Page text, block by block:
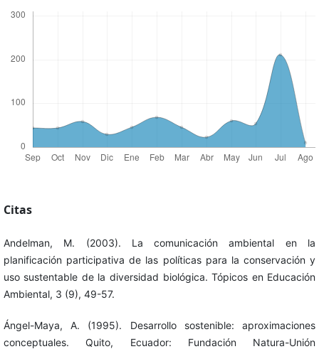
Citas
Andelman, M. (2003). La comunicación ambiental en la
planificación participativa de las políticas para la conservación y
uso sustentable de la diversidad biológica. Tópicos en Educación
Ambiental, 3 (9), 49-57.
Ángel-Maya, A. (1995). Desarrollo sostenible: aproximaciones
conceptuales. Quito, Ecuador: Fundación Natura-Unión